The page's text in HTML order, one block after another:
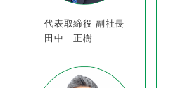
代表取締役 副社長
田中 正樹